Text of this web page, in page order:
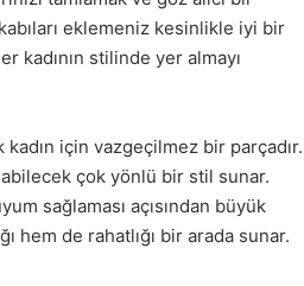
eklemeniz kesinlikle iyi bir
kadının stilinde yer almayı
için vazgeçilmez bir parçadır.
çok yönlü bir stil sunar.
sağlaması açısından büyük
hem de rahatlığı bir arada sunar.